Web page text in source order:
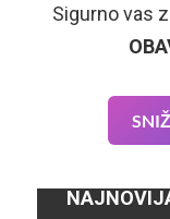
Sigurno vas